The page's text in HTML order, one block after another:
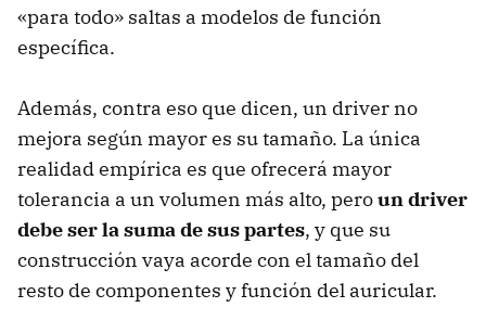
«para todo» saltas a modelos de función
específica.
Además, contra eso que dicen, un driver no
mejora según mayor es su tamaño. La única
realidad empírica es que ofrecerá mayor
tolerancia a un volumen más alto, peroun driver
debe ser la suma de sus partes, y que su
construcción vaya acorde con el tamaño del
resto de componentes y función del auricular.